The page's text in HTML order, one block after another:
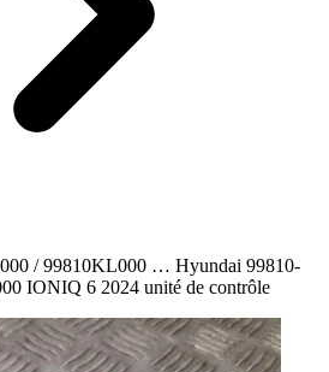
/ 99810KL000 … Hyundai 99810-
IONIQ 6 2024 unité de contrôle